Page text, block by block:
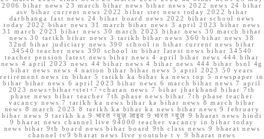
2006 bihar news 23 march bihar news bihar news 2022 news 24 bihar
asv bihar current news 2022 bihar stet news today 2022 bihar
darbhanga fast news 24 bihar board news 2022 bihar school news
today 2022 bihar news 31 march bihar news 3 april 2023 bihar news
31 march 2023 bihar news 30 march 2023 bihar news 30 march bihar
news 30 tarikh bihar news 3 tarikh bihar news 360 bihar news 38
32nd bihar judiciary news 390 school in bihar current news bihar
34540 teacher news 390 school in bihar latest news bihar 34540
teacher pension latest news bihar news 4 april bihar news 444 bihar
news 4 april 2023 news 44 bihar news 4 bihar news 444 bihar bsnl 4g
bihar news news 4 nation bihar bihar news 5 april 2023 50 years
retirement news in bihar 5 tarikh ka bihar ka news top 5 newspaper in
bihar bihar news 6 april 2023 bihar news 6 march bihar news 7 april
2023 news+bihar+stet+7+charan news 7 bihar jharkhand bihar 7th
phase news bihar teacher 7th phase news bihar 7th phase teacher
vacancy news 7 tarikh ka news bihar ka bihar news 8 march bihar
news 8 march 2023 8 tarikh ka bihar ka news bihar news 9 february
bihar news 9 tarikh ka 9 भारत न्यूज़ लाइव 9 भारत न्यूज़ 9 bharat news hindi
9 bharat news channel live 94000 teacher vacancy in bihar today
news bihar 9th board news bihar board 9th class news 9 bharat news
channel tv9 bharat news live youtube t v 9 bharat news